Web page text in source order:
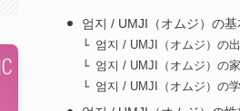
엄지 / UMJI（オムジ）の
엄지 / UMJI（オムジ）の
엄지 / UMJI（オムジ）の
엄지 / UMJI（オムジ）の